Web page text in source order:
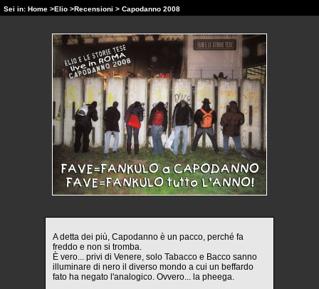
Sei in: Home >Elio >Recensioni > Capodanno 2008
A detta dei più, Capodanno è un pacco, perché fa
freddo e non si tromba.
È vero... privi di Venere, solo Tabacco e Bacco sanno
illuminare di nero il diverso mondo a cui un beffardo
fato ha negato l'analogico. Ovvero... la pheega.